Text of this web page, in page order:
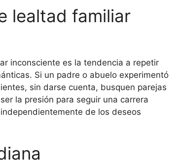
lealtad familiar
inconsciente es la tendencia a repetir
Si un padre o abuelo experimentó
sin darse cuenta, busquen parejas
la presión para seguir una carrera
de los deseos